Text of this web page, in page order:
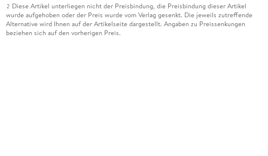
2 Diese Artikel unterliegen nicht der Preisbindung, die Preisbindung dieser Artikel
wurde aufgehoben oder der Preis wurde vom Verlag gesenkt. Die jeweils zutreffende
Alternative wird Ihnen auf der Artikelseite dargestellt. Angaben zu Preissenkungen
beziehen sich auf den vorherigen Preis.